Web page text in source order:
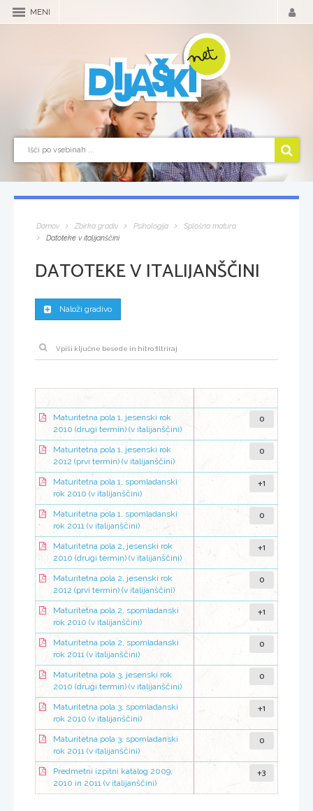
MENI
Domov Zbirka gradiv Psihologija
Splošna matura
Datoteke v italijanščini
DATOTEKE V ITALIJANŠČINI
Naloži gradivo
Maturitetna pola 1, jesenski rok
2010 (drugi termin) (v italijanščini)
0
Maturitetna pola 1, jesenski rok
2012 (prvi termin) (v italijanščini)
0
Maturitetna pola 1, spomladanski
rok 2010 (v italijanščini)
+1
Maturitetna pola 1, spomladanski
rok 2011 (v italijanščini)
0
Maturitetna pola 2, jesenski rok
2010 (drugi termin) (v italijanščini)
+1
Maturitetna pola 2, jesenski rok
2012 (prvi termin) (v italijanščini)
0
Maturitetna pola 2, spomladanski
rok 2010 (v italijanščini)
+1
Maturitetna pola 2, spomladanski
rok 2011 (v italijanščini)
0
Maturitetna pola 3, jesenski rok
2010 (drugi termin) (v italijanščini)
0
Maturitetna pola 3, spomladanski
rok 2010 (v italijanščini)
+1
Maturitetna pola 3, spomladanski
rok 2011 (v italijanščini)
0
Predmetni izpitni katalog 2009,
2010 in 2011 (v italijanščini)
+3